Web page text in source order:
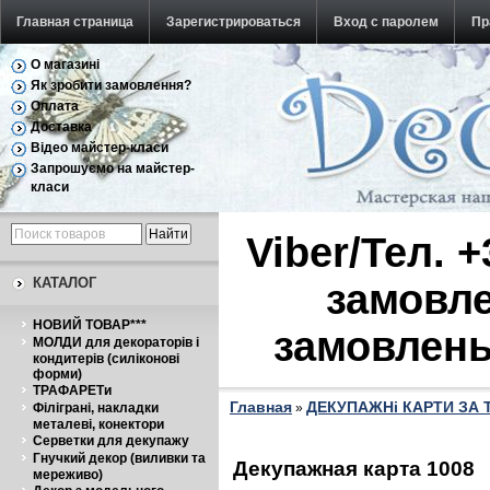
Главная страница Зарегистрироваться Вход с паролем
Обратная связь
О магазині
Як зробити замовлення?
Оплата
Доставка
Відео майстер-класи
Запрошуємо на майстер-
класи
КАТАЛОГ
НОВИЙ ТОВАР***
МОЛДИ для декораторів і
кондитерів (силіконові
форми)
ТРАФАРЕТи
Філіграні, накладки
металеві, конектори
Серветки для декупажу
Гнучкий декор (виливки та
мереживо)
Viber/Тел.
Главная » ДЕКУПАЖНі КАРТИ ЗА
Декупажная карта 1008